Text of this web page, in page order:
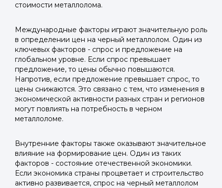
стоимости металлолома.
Международные факторы играют значительную роль
в определении цен на черный металлолом. Один из
ключевых факторов - спрос и предложение на
глобальном уровне. Если спрос превышает
предложение, то цены обычно повышаются.
Напротив, если предложение превышает спрос, то
цены снижаются. Это связано с тем, что изменения в
экономической активности разных стран и регионов
могут повлиять на потребность в черном
металлоломе.
Внутренние факторы также оказывают значительное
влияние на формирование цен. Один из таких
факторов - состояние отечественной экономики.
Если экономика страны процветает и строительство
активно развивается, спрос на черный металлолом